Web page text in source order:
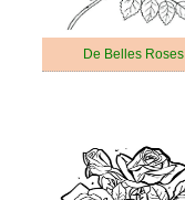
De Belles Roses